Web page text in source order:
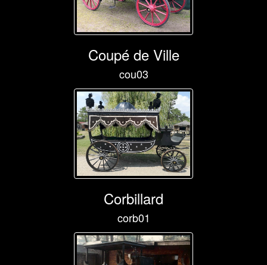
Coupé de Ville
cou03
Corbillard
corb01